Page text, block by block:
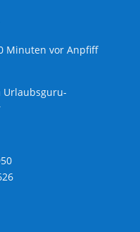
Minuten vor Anpfiff
Urlaubsguru-